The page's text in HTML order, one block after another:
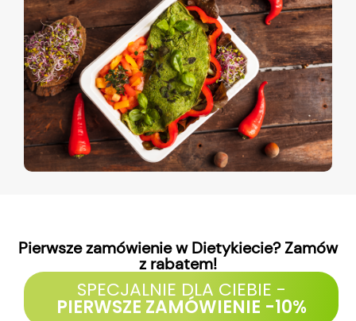
Pierwsze zamówienie w Dietykiecie? Zamów
z rabatem!
SPECJALNIE DLA CIEBIE -
PIERWSZE ZAMÓWIENIE -10%